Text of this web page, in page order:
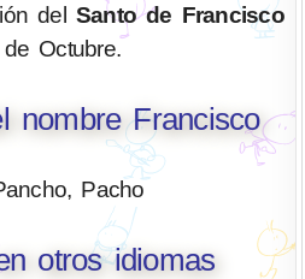
del Santo de Francisco
Octubre.
nombre Francisco
Pacho
otros idiomas